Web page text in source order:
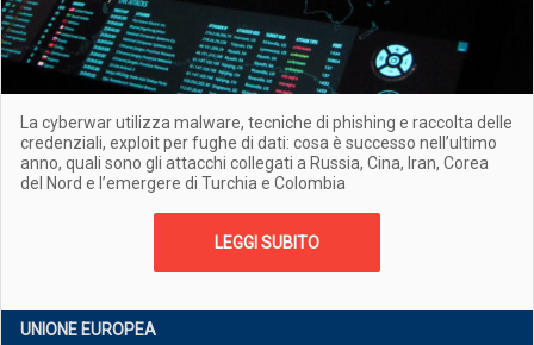
La cyberwar utilizza malware, tecniche di phishing e raccolta delle
credenziali, exploit per fughe di dati: cosa è successo nell’ultimo
anno, quali sono gli attacchi collegati a Russia, Cina, Iran, Corea
del Nord e l’emergere di Turchia e Colombia
LEGGI SUBITO
UNIONE EUROPEA